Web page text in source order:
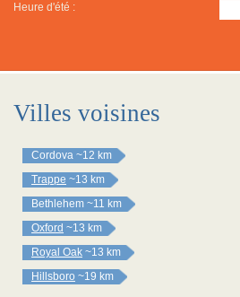
Heure d'été :
Villes voisines
Cordova ~12 km
Trappe ~13 km
Bethlehem ~11 km
Oxford ~13 km
Royal Oak ~13 km
Hillsboro ~19 km